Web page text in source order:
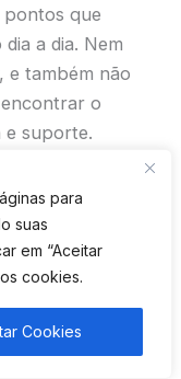
para
suas
em “Aceitar
cookies.
Cookies
pontos que
a dia. Nem
e também não
o
e suporte.